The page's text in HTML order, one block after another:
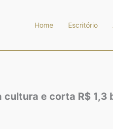
Home Escritório
e corta R$ 1,3